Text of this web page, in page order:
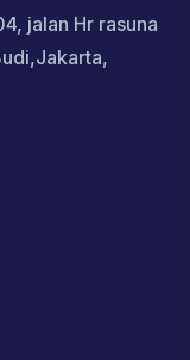
jalan Hr rasuna